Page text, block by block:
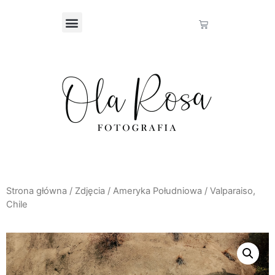
Strona główna / Zdjęcia / Ameryka Południowa / Valparaiso,
Chile